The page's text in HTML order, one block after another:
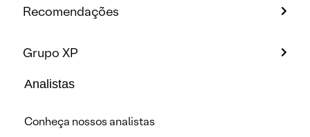
Recomendações
Grupo XP
Analistas
Conheça nossos analistas